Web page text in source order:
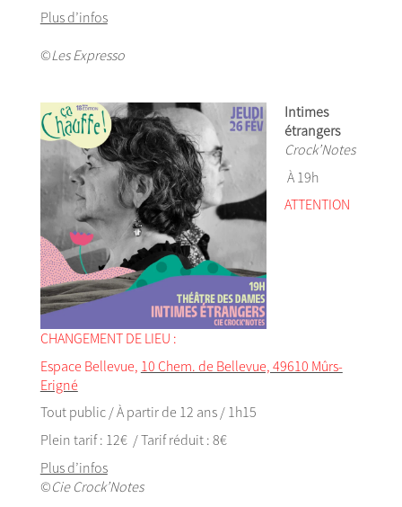
Plus d’infos
©Les Expresso
Intimes
étrangers
Crock’Notes
À 19h
ATTENTION
CHANGEMENT DE LIEU :
Espace Bellevue, 10 Chem. de Bellevue, 49610 Mûrs-
Erigné
Tout public / À partir de 12 ans / 1h15
Plein tarif : 12€ / Tarif réduit : 8€
Plus d’infos
©Cie Crock’Notes